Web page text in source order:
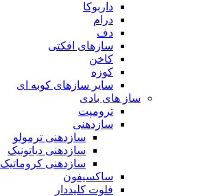
داربوکا
درام
دف
سازهای افکتی
کاخن
کوزه
سایر سازهای کوبه ای
ساز های بادی
ترومپت
سازدهنی
سازدهنی ترمولو
سازدهنی دیاتونیک
سازدهنی کروماتیک
ساکسیفون
فلوت کلیددار